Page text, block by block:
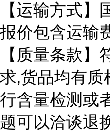
【运输方式】
报价包含运输
【质量条款】
求,货品均有质
行含量检测或
题可以洽谈退